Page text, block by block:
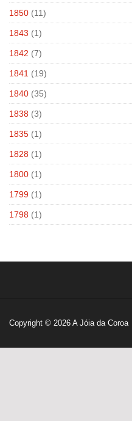
1850 (11)
1843 (1)
1842 (7)
1841 (19)
1840 (35)
1838 (3)
1835 (1)
1828 (1)
1800 (1)
1799 (1)
1798 (1)
Copyright © 2026 A Jóia da Coroa